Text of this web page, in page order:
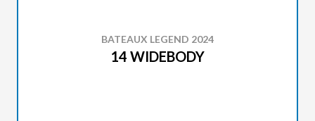
BATEAUX LEGEND 2024
14 WIDEBODY